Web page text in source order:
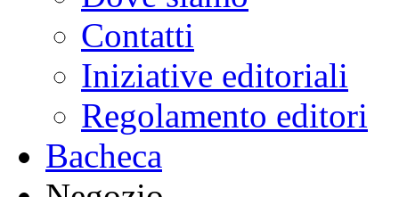
Contatti
Iniziative editoriali
Regolamento editori
Bacheca